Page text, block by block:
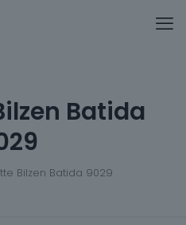
Batida
Bilzen Batida 9029